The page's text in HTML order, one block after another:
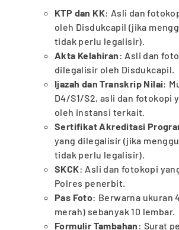
KTP dan KK: Asli dan
oleh Disdukcapil (jika
tidak perlu legalisir).
Akta Kelahiran : Asli dan
dilegalisir oleh Disdukcapil.
Ijazah dan Transkrip Nilai:
D4/S1/S2, asli dan fotokopi
oleh instansi terkait.
Sertifikat Akreditasi
yang dilegalisir (jika
tidak perlu legalisir).
SKCK: Asli dan fotokopi
Polres penerbit.
Pas Foto: Berwarna ukuran
merah) sebanyak 10 lembar.
Formulir Tambahan : Surat